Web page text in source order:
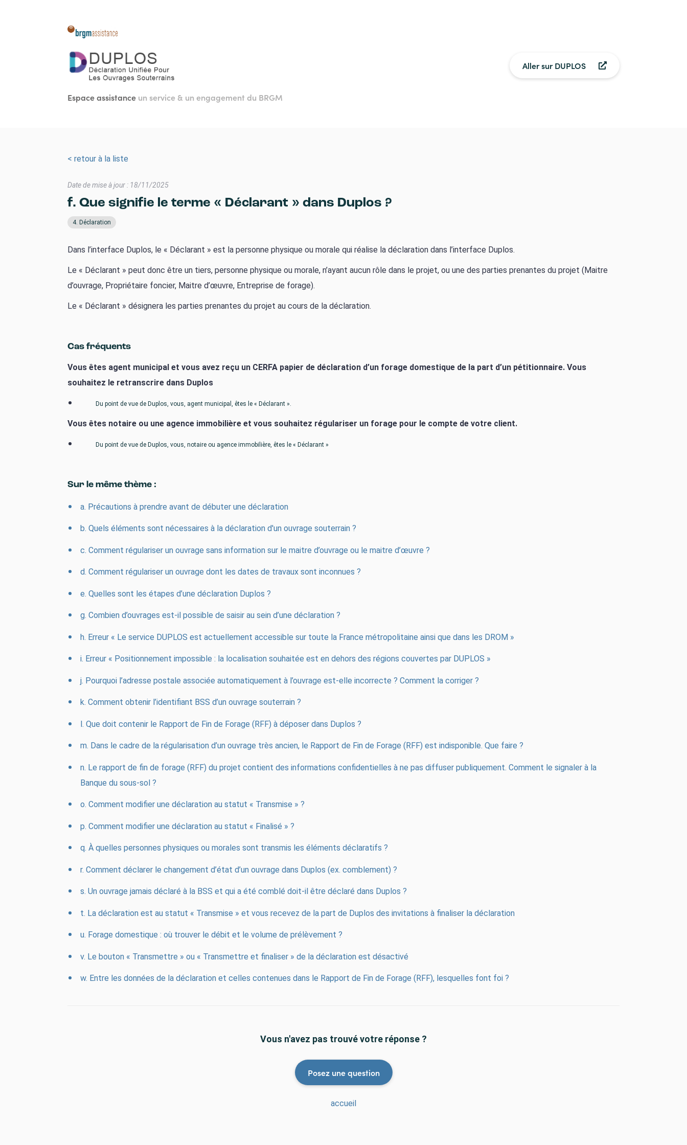
Aller sur DUPLOS
Espace assistance un service & un engagement du BRGM
< retour à la liste
Date de mise à jour : 18/11/2025
f. Que signifie le terme « Déclarant » dans Duplos ?
4. Déclaration
Dans l’interface Duplos, le « Déclarant » est la personne physique ou morale qui réalise la déclaration dans l’interface Duplos.
Le « Déclarant » peut donc être un tiers, personne physique ou morale, n’ayant aucun rôle dans le projet, ou une des parties prenantes du projet (Maitre
d’ouvrage, Propriétaire foncier, Maitre d’œuvre, Entreprise de forage).
Le « Déclarant » désignera les parties prenantes du projet au cours de la déclaration.
Cas fréquents
Vous êtes agent municipal et vous avez reçu un CERFA papier de déclaration d’un forage domestique de la part d’un pétitionnaire. Vous
souhaitez le retranscrire dans Duplos
Du point de vue de Duplos, vous, agent municipal, êtes le « Déclarant ».
Vous êtes notaire ou une agence immobilière et vous souhaitez régulariser un forage pour le compte de votre client.
Du point de vue de Duplos, vous, notaire ou agence immobilière, êtes le « Déclarant »
Sur le même thème :
a. Précautions à prendre avant de débuter une déclaration
b. Quels éléments sont nécessaires à la déclaration d'un ouvrage souterrain ?
c. Comment régulariser un ouvrage sans information sur le maitre d’ouvrage ou le maitre d’œuvre ?
d. Comment régulariser un ouvrage dont les dates de travaux sont inconnues ?
e. Quelles sont les étapes d’une déclaration Duplos ?
g. Combien d’ouvrages est-il possible de saisir au sein d’une déclaration ?
h. Erreur « Le service DUPLOS est actuellement accessible sur toute la France métropolitaine ainsi que dans les DROM »
i. Erreur « Positionnement impossible : la localisation souhaitée est en dehors des régions couvertes par DUPLOS »
j. Pourquoi l’adresse postale associée automatiquement à l’ouvrage est-elle incorrecte ? Comment la corriger ?
k. Comment obtenir l’identifiant BSS d’un ouvrage souterrain ?
l. Que doit contenir le Rapport de Fin de Forage (RFF) à déposer dans Duplos ?
m. Dans le cadre de la régularisation d’un ouvrage très ancien, le Rapport de Fin de Forage (RFF) est indisponible. Que faire ?
n. Le rapport de fin de forage (RFF) du projet contient des informations confidentielles à ne pas diffuser publiquement. Comment le signaler à la
Banque du sous-sol ?
o. Comment modifier une déclaration au statut « Transmise » ?
p. Comment modifier une déclaration au statut « Finalisé » ?
q. À quelles personnes physiques ou morales sont transmis les éléments déclaratifs ?
r. Comment déclarer le changement d’état d’un ouvrage dans Duplos (ex. comblement) ?
s. Un ouvrage jamais déclaré à la BSS et qui a été comblé doit-il être déclaré dans Duplos ?
t. La déclaration est au statut « Transmise » et vous recevez de la part de Duplos des invitations à finaliser la déclaration
u. Forage domestique : où trouver le débit et le volume de prélèvement ?
v. Le bouton « Transmettre » ou « Transmettre et finaliser » de la déclaration est désactivé
w. Entre les données de la déclaration et celles contenues dans le Rapport de Fin de Forage (RFF), lesquelles font foi ?
Vous n'avez pas trouvé votre réponse ?
Posez une question
accueil